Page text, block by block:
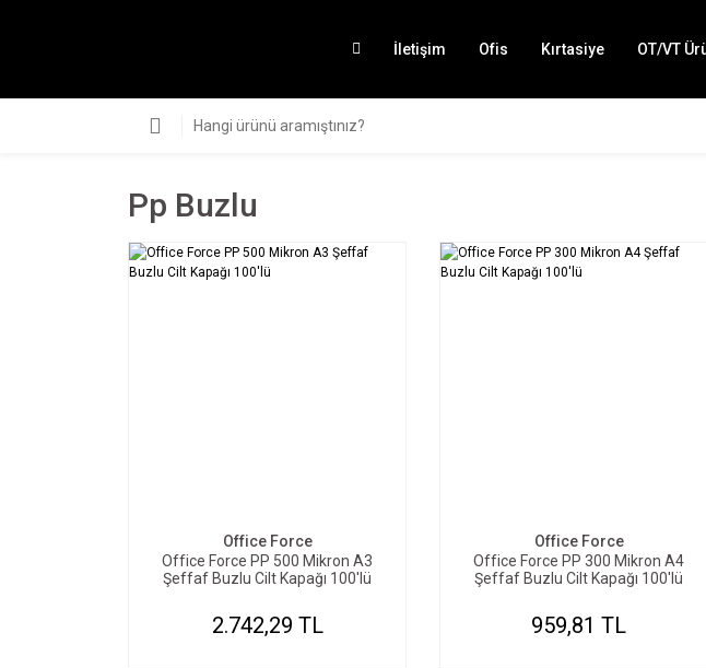
İletişim Ofis Kırtasiye OT/VT
Pp Buzlu
Office Force
Office Force PP 500 Mikron A3
Şeffaf Buzlu Cilt Kapağı 100'lü
2.742,29 TL
Office Force
Office Force PP 300 Mikron A4
Şeffaf Buzlu Cilt Kapağı 100'lü
959,81 TL